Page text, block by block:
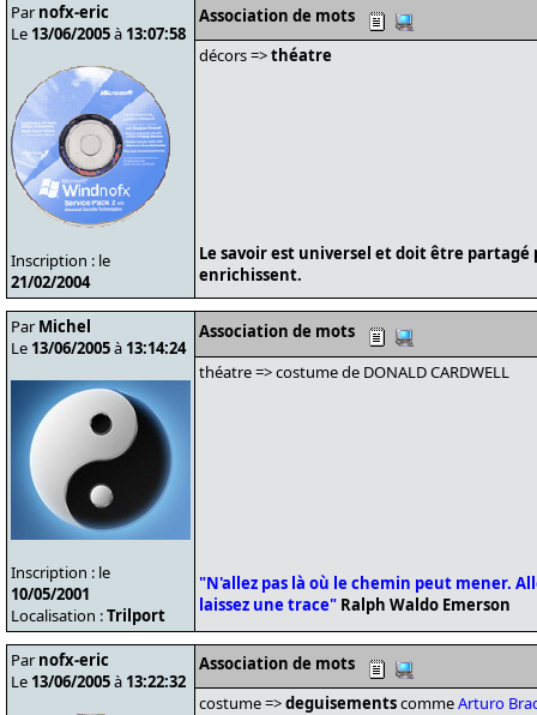
Par nofx-eric
Le 13/06/2005à 13:07:58
Inscription : le
21/02/2004
Association de mots
décors =>théatre
Le savoir est universel et doit être partagé
enrichissent.
Par Michel
Le 13/06/2005à 13:14:24
Inscription : le
10/05/2001
Localisation :Trilport
Association de mots
théatre => costume de DONALD CARDWELL
"N'allez pas là où le chemin peut mener.
laissez une trace" Ralph Waldo Emerson
Par nofx-eric
Le 13/06/2005à 13:22:32
Association de mots
costume =>deguisementscommeArturo